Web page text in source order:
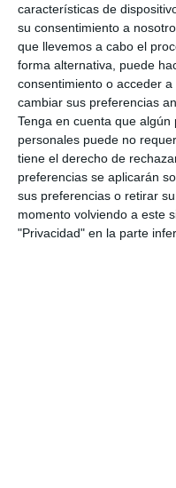
características de
su consentimiento a
que llevemos a cabo el
forma alternativa, puede
consentimiento o acceder
cambiar sus preferencias
Tenga en cuenta que
personales puede no
tiene el derecho de
preferencias se aplicarán
sus preferencias o retirar
momento volviendo a este
"Privacidad" en la parte
El IES
14 de
ACTUALIDAD
Felipe
en su
ACTUALIDAD
La